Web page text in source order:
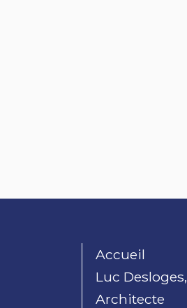
Accueil
Luc Desloges,
Architecte